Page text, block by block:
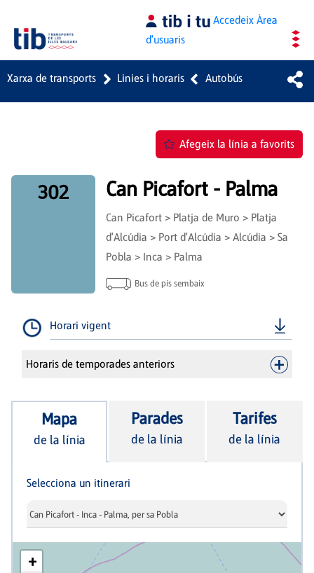
AccedeixÀrea
d'usuaris
Xarxa de transports Linies i horaris Autobús
Afegeix la línia a favorits
302 Can Picafort - Palma
Can Picafort > Platja de Muro > Platja
d'Alcúdia > Port d'Alcúdia > Alcúdia > Sa
Pobla > Inca > Palma
Bus de pis sembaix
Horari vigent
Horaris de temporades anteriors
Mapa
de la línia
Parades
de la línia
Tarifes
de la línia